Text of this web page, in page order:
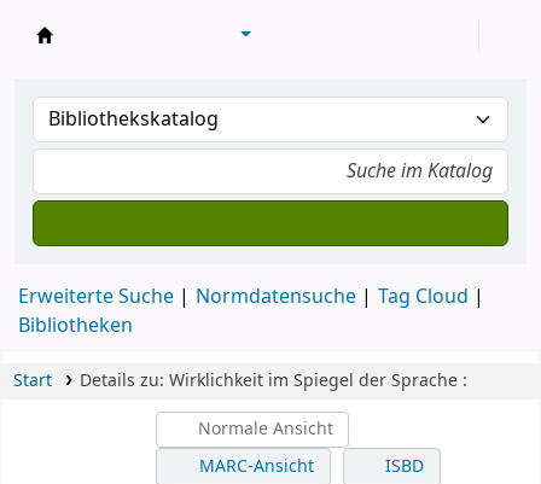
Erweiterte Suche Normdatensuche
Tag Cloud
Bibliotheken
Start Details zu: Wirklichkeit im Spiegel der Sprache :
Normale Ansicht
MARC-Ansicht
ISBD